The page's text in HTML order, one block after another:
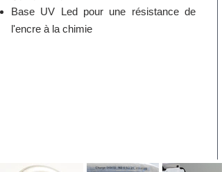
Base UV Led pour une résistance de
l'encre à la chimie